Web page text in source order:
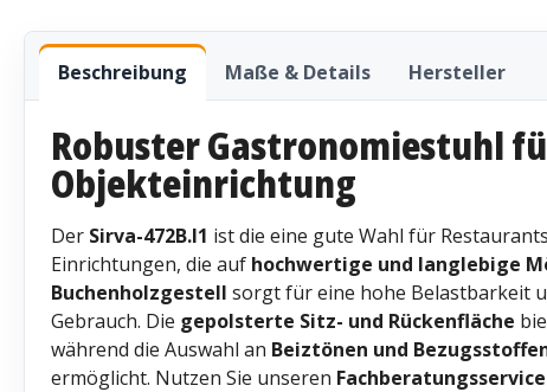
Beschreibung Maße & Details Hersteller
Robuster Gastronomiestuhl
Objekteinrichtung
Der Sirva-472B.I1 ist die eine gute Wahl für
Einrichtungen, die auf hochwertige und langlebige
Buchenholzgestell sorgt für eine hohe Belastbarkeit
Gebrauch. Die gepolsterte Sitz- und Rückenfläche
während die Auswahl an Beiztönen und
ermöglicht. Nutzen Sie unseren Fachberatungsservice